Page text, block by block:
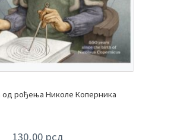
од рођења Николе Коперника
130,00 рсд